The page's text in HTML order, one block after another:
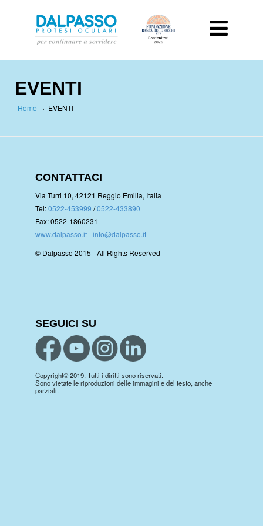
EVENTI
Home › EVENTI
CONTATTACI
Via Turri 10, 42121 Reggio Emilia, Italia
Tel:0522-453999 /0522-433890
Fax: 0522-1860231
www.dalpasso.it-info@dalpasso.it
© Dalpasso 2015 - All Rights Reserved
SEGUICI SU
Copyright© 2019. Tutti i diritti sono riservati.
Sono vietate le riproduzioni delle immagini e del testo, anche
parziali.